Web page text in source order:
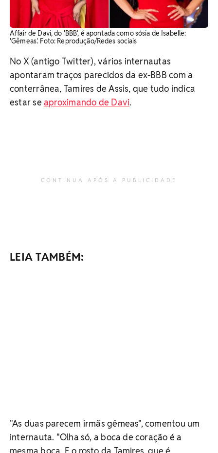
Affair de Davi, do 'BBB', é apontada como sósia de Isabelle:
'Gêmeas'. ​Foto: Reprodução/Redes sociais
No X (antigo Twitter), vários internautas
apontaram traços parecidos da ex-BBB com a
conterrânea, Tamires de Assis, que tudo indica
estar se aproximando de Davi.
CONTINUA APÓS A PUBLICIDADE
LEIA TAMBÉM:
"As duas parecem irmãs gêmeas", comentou um
internauta. "Olha só, a boca de coração é a
mesma boca. E o rosto da Tamires, que é